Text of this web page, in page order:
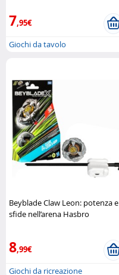
7,95€
Giochi da tavolo
Beyblade Claw Leon: potenza e
sfide nell’arena Hasbro
8,99€
Giochi da ricreazione